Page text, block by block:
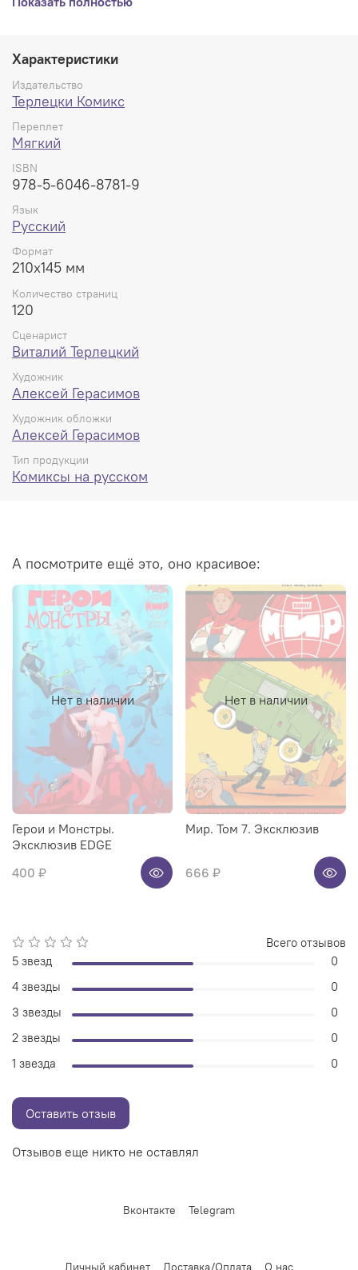
Елизарова, на деле имеет с ней ДО УЖАСА мало
общего. Виталий Терлецкий («Собакистан», «Падение
Ельцина с моста») и Алексей Герасимов («Хальмстад»,
«Горилла Фрэнсис») создали по-настоящему страшный
русский комикс.
Характеристики
Издательство
Терлецки Комикс
Переплет
Мягкий
ISBN
978-5-6046-8781-9
Язык
Русский
Формат
210x145 мм
Количество страниц
120
Сценарист
Виталий Терлецкий
Художник
Алексей Герасимов
Художник обложки
Алексей Герасимов
Тип продукции
Комиксы на русском
А посмотрите ещё это, оно красивое:
Нет в наличии
Герои и Монстры.
Эксклюзив EDGE
400 ₽
Нет в наличии
Мир. Том 7. Эксклюзив
666 ₽
Отзывов еще никто не оставлял
Всего отзывов
5 звезд
0
4 звезды
0
3 звезды
0
2 звезды
0
1 звезда
0
Оставить отзыв
Вконтакте Telegram
Личный кабинет Доставка/Оплата О нас